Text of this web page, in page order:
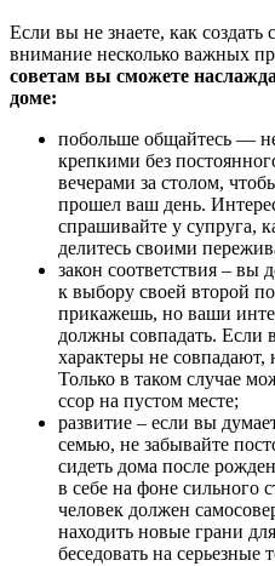
Если вы не знаете, как
внимание несколько важных
советам вы сможете
доме:
побольше общайтесь —
крепкими без
вечерами за столом,
прошел ваш день.
спрашивайте у супруга,
делитесь своими
закон соответствия – вы
к выбору своей второй
прикажешь, но ваши
должны совпадать. Если
характеры не совпадают,
Только в таком случае
ссор на пустом месте;
развитие – если вы
семью, не забывайте
сидеть дома после
в себе на фоне сильного
человек должен
находить новые грани
беседовать на